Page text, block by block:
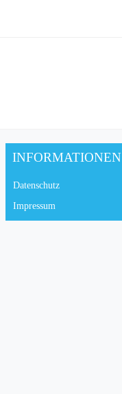
INFORMATIONEN
Datenschutz
Impressum